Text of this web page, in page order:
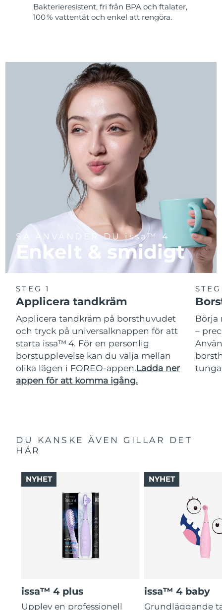
Bakterieresistent, fri från BPA och ftalater,
100 % vattentät och enkel att rengöra.
SÅ ANVÄNDER DU issa™ 4
Enkelt & smidigt
STEG 1
Applicera tandkräm
Applicera tandkräm på borsthuvudet
och tryck på universalknappen för att
starta issa™ 4. För en personlig
borstupplevelse kan du välja mellan
olika lägen i FOREO-appen.Ladda ner
appen för att komma igång.
Börja
–
DU KANSKE ÄVEN GILLAR DET
HÄR
issa™ 4 plus
Upplev en professionell
NYHET
issa™ 4 baby
Grundläggande
NYHET